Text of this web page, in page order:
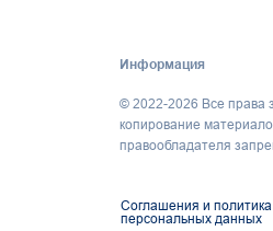
© 2022-2026 Все
копирование
правообладателя
Информация
Соглашения и
персональных данных